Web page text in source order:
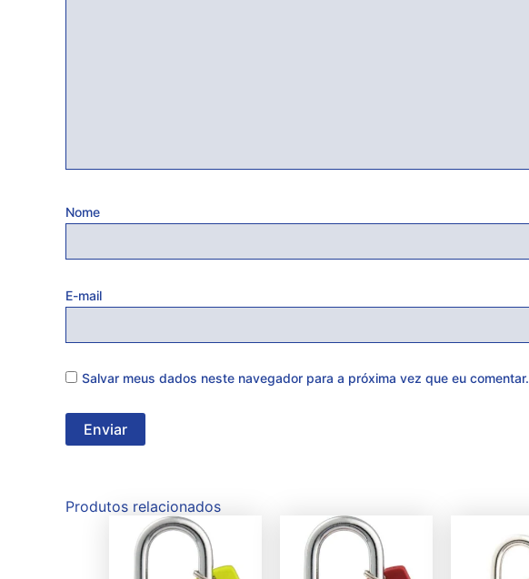
Nome
E-mail
Salvar meus dados neste navegador para a próxima vez que eu comentar.
Produtos relacionados